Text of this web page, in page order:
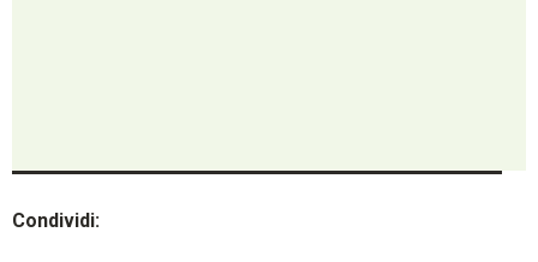
Condividi: